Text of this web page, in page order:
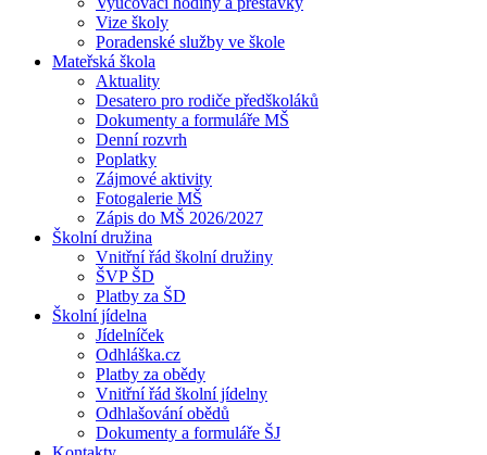
Vize školy
Poradenské služby ve škole
Mateřská škola
Aktuality
Desatero pro rodiče předškoláků
Dokumenty a formuláře MŠ
Denní rozvrh
Poplatky
Zájmové aktivity
Fotogalerie MŠ
Zápis do MŠ 2026/2027
Školní družina
Vnitřní řád školní družiny
ŠVP ŠD
Platby za ŠD
Školní jídelna
Jídelníček
Odhláška.cz
Platby za obědy
Vnitřní řád školní jídelny
Odhlašování obědů
Dokumenty a formuláře ŠJ